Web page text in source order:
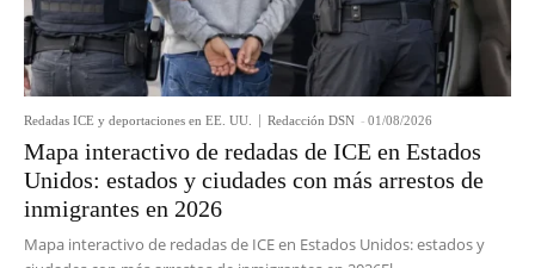
Redadas ICE y deportaciones en EE. UU. Redacción DSN - 01/08/2026
Mapa interactivo de redadas de ICE en Estados
Unidos: estados y ciudades con más arrestos de
inmigrantes en 2026
Mapa interactivo de redadas de ICE en Estados Unidos: estados y